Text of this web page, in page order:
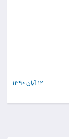
12 آبان 1390